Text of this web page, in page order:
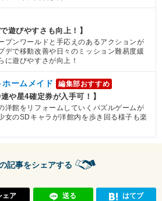
で遊びやすさも向上！】
プンワールドと手応えのあるアクションが
デで移動改善や日々のミッション難易度緩
に遊びやすさが向上！
ホームメイド 編集部おすすめ
連や星4確定券が入手可！】
洋館をリフォームしていくパズルゲームが
女のSDキャラが洋館内を歩き回る様子も楽
記事をシェアする
ェア 送る はてブ